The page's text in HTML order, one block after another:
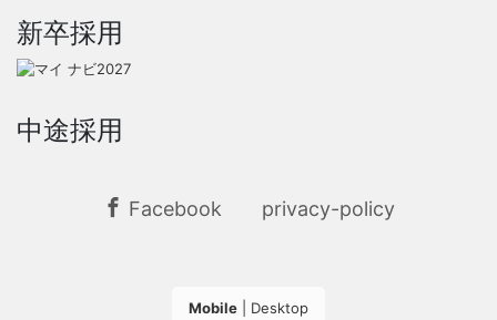
新卒採用
中途採用
Facebook privacy-policy
Mobile Desktop